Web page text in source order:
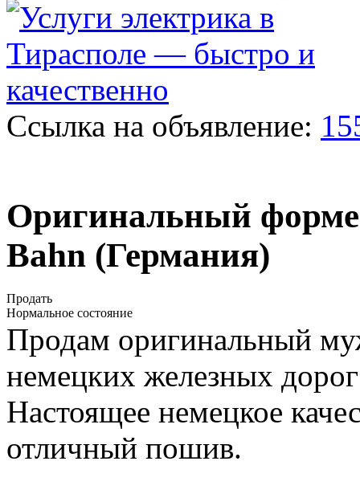
Ссылка на объявление:
Оригинальный
Bahn (Германия)
Продать
Нормальное состояние
Продам оригинальный
немецких железных
Настоящее немецкое
отличный пошив.